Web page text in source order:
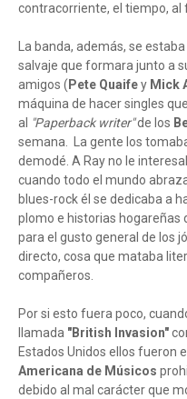
contracorriente, el tiempo, al
La banda, además, se
salvaje que formara junto a
amigos ( Pete Quaifey Mick
máquina de hacer singles
al "Paperback writer"de los
semana. La gente los
demodé. A Ray no le
cuando todo el mundo
blues-rock él se dedicaba a
plomo e historias
para el gusto general de los
directo, cosa que mataba
compañeros.
Por si esto fuera poco,
llamada "British Invasion"
Estados Unidos ellos fueron
Americana de Músicos
debido al mal carácter que